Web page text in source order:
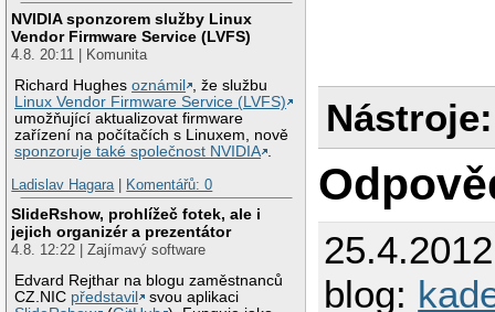
NVIDIA sponzorem služby Linux
Vendor Firmware Service (LVFS)
4.8. 20:11 | Komunita
Richard Hughesoznámil
, že službu
Linux Vendor Firmware Service (LVFS)
umožňující aktualizovat firmware
zařízení na počítačích s Linuxem, nově
sponzoruje také společnost NVIDIA .
Ladislav Hagara| Komentářů: 0
SlideRshow, prohlížeč fotek, ale i
jejich organizér a prezentátor
4.8. 12:22 | Zajímavý software
Edvard Rejthar na blogu zaměstnanců
CZ.NIC představil
svou aplikaci
Nástroje:
blog: